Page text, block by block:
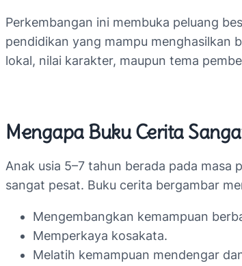
Perkembangan ini membuka peluang
pendidikan yang mampu menghasilkan
lokal, nilai karakter, maupun tema
Mengapa Buku Cerita
Anak usia 5–7 tahun berada pada masa
sangat pesat. Buku cerita bergambar
Mengembangkan kemampuan
Memperkaya kosakata.
Melatih kemampuan mendengar